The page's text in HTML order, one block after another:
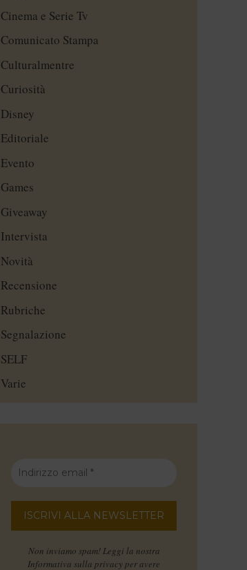
Cinema e Serie Tv
Comunicato Stampa
Culturalmentre
Curiosità
Disney
Editoriale
Evento
Games
Giveaway
Intervista
Novità
Recensione
Rubriche
Segnalazione
SELF
Varie
Non inviamo spam! Leggi la nostra
Informativa sulla privacy per avere